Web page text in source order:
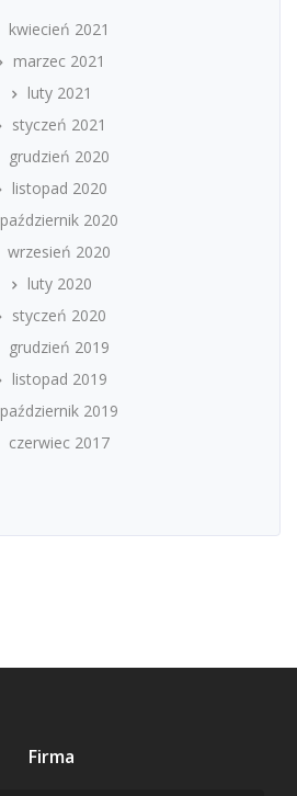
kwiecień 2021
marzec 2021
luty 2021
styczeń 2021
grudzień 2020
listopad 2020
październik 2020
wrzesień 2020
luty 2020
styczeń 2020
grudzień 2019
listopad 2019
październik 2019
czerwiec 2017
Firma